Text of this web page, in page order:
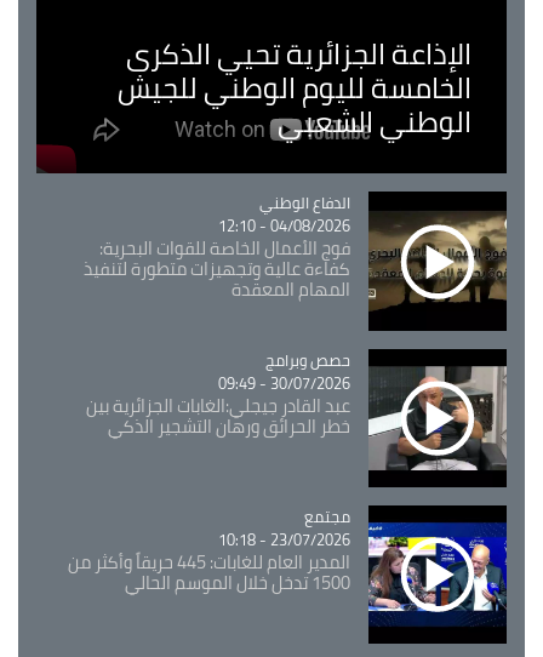
الإذاعة الجزائرية تحيي الذكرى
الخامسة لليوم الوطني للجيش
الوطني الشعبي
Catégorie
الدفاع الوطني
04/08/2026 - 12:10
فوج الأعمال الخاصة للقوات البحرية:
كفاءة عالية وتجهيزات متطورة لتنفيذ
المهام المعقدة
Catégorie
حصص وبرامج
30/07/2026 - 09:49
عبد القادر جيجلي:الغابات الجزائرية بين
خطر الحرائق ورهان التشجير الذكي
Catégorie
مجتمع
23/07/2026 - 10:18
المدير العام للغابات: 445 حريقاً وأكثر من
1500 تدخل خلال الموسم الحالي